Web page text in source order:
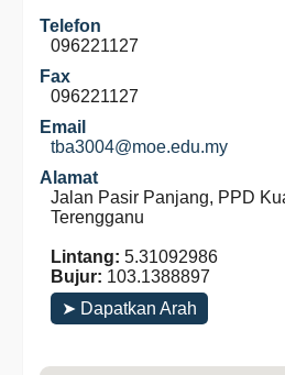
Telefon
096221127
Fax
096221127
Email
tba3004@moe.edu.my
Alamat
Jalan Pasir Panjang, PPD
Terengganu
Lintang: 5.31092986
Bujur: 103.1388897
➤ Dapatkan Arah